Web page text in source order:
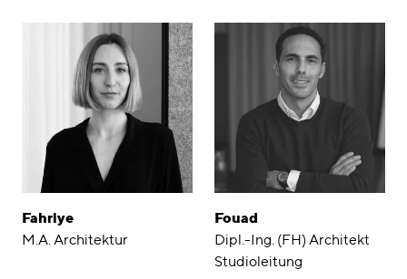
Fahriye
M.A. Architektur
Fouad
Dipl.-Ing. (FH) Architekt
Studioleitung